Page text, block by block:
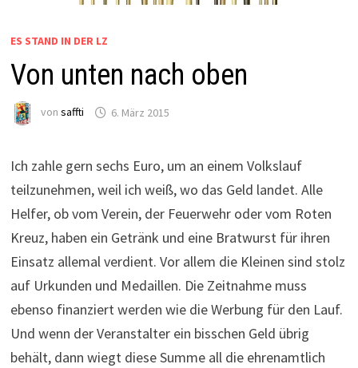
ES STAND IN DER LZ
Von unten nach oben
von saffti 6. März 2015
Ich zahle gern sechs Euro, um an einem Volkslauf
teilzunehmen, weil ich weiß, wo das Geld landet. Alle
Helfer, ob vom Verein, der Feuerwehr oder vom Roten
Kreuz, haben ein Getränk und eine Bratwurst für ihren
Einsatz allemal verdient. Vor allem die Kleinen sind stolz
auf Urkunden und Medaillen. Die Zeitnahme muss
ebenso finanziert werden wie die Werbung für den Lauf.
Und wenn der Veranstalter ein bisschen Geld übrig
behält, dann wiegt diese Summe all die ehrenamtlich